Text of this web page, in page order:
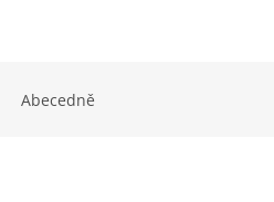
Abecedně